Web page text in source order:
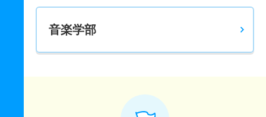
美術学科／絵画専攻 一般 後
美術学科／絵画専攻 推薦 学校推薦型県内枠
音楽学部